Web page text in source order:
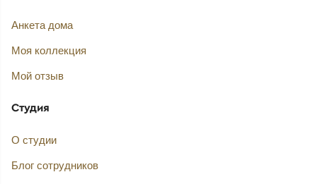
Анкета дома
Моя коллекция
Мой отзыв
Студия
О студии
Блог сотрудников